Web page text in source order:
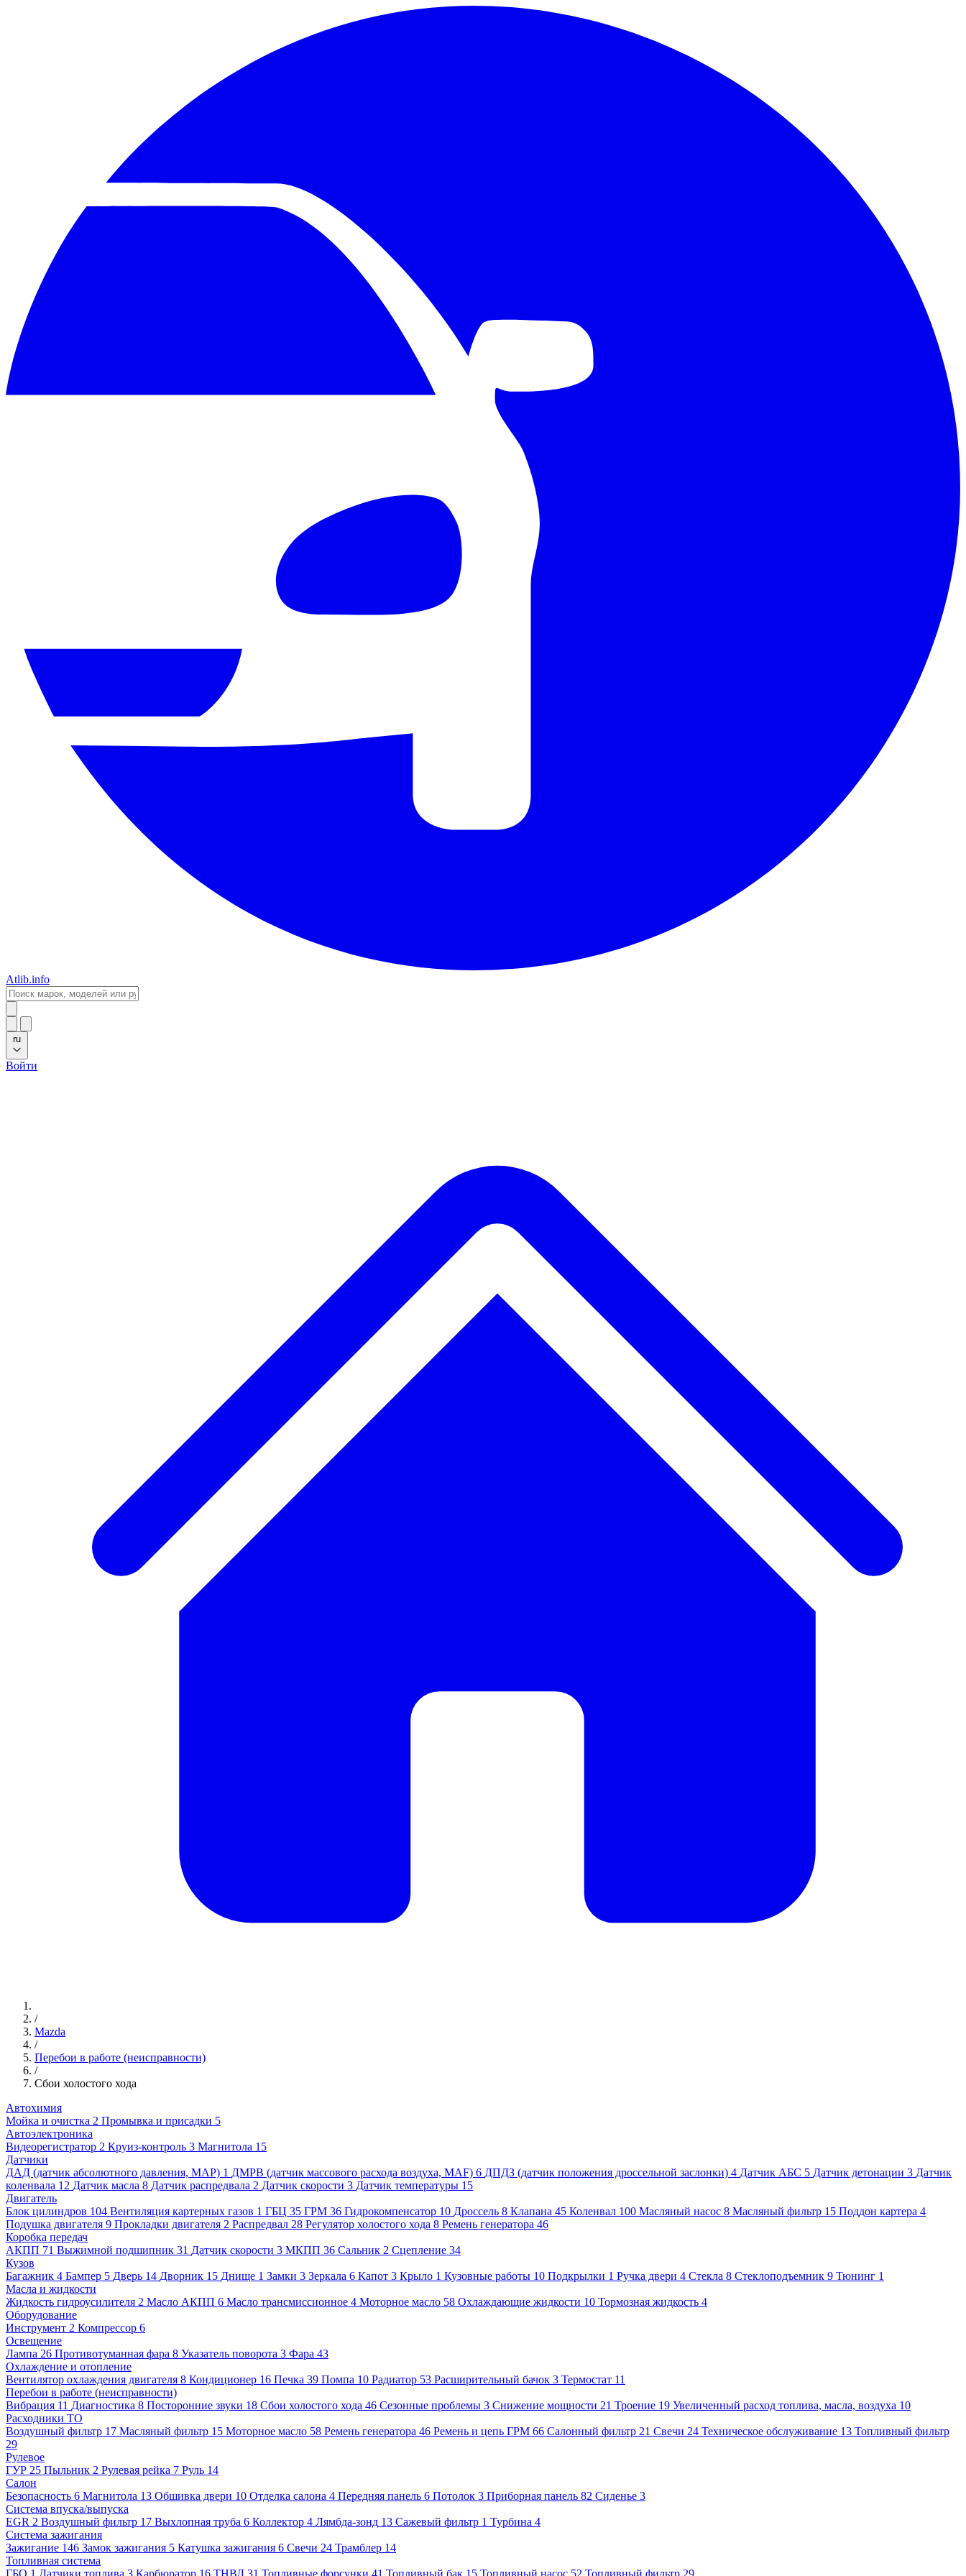
Atlib.info
ru
Войти
/
Mazda
/
Перебои в работе (неисправности)
/
Сбои холостого хода
Автохимия
Мойка и очистка 2 Промывка и присадки 5
Автоэлектроника
Видеорегистратор 2 Круиз-контроль 3 Магнитола 15
Датчики
ДАД (датчик абсолютного давления, MAP) 1 ДМРВ (датчик массового расхода воздуха, MAF) 6 ДПДЗ (датчик положения дроссельной заслонки) 4 Датчик АБС 5 Датчик детонации 3 Датчик
коленвала 12 Датчик масла 8 Датчик распредвала 2 Датчик скорости 3 Датчик температуры 15
Двигатель
Блок цилиндров 104 Вентиляция картерных газов 1 ГБЦ 35 ГРМ 36 Гидрокомпенсатор 10 Дроссель 8 Клапана 45 Коленвал 100 Масляный насос 8 Масляный фильтр 15 Поддон картера 4
Подушка двигателя 9 Прокладки двигателя 2 Распредвал 28 Регулятор холостого хода 8 Ремень генератора 46
Коробка передач
АКПП 71 Выжимной подшипник 31 Датчик скорости 3 МКПП 36 Сальник 2 Сцепление 34
Кузов
Багажник 4 Бампер 5 Дверь 14 Дворник 15 Днище 1 Замки 3 Зеркала 6 Капот 3 Крыло 1 Кузовные работы 10 Подкрылки 1 Ручка двери 4 Стекла 8 Стеклоподъемник 9 Тюнинг 1
Масла и жидкости
Жидкость гидроусилителя 2 Масло АКПП 6 Масло трансмиссионное 4 Моторное масло 58 Охлаждающие жидкости 10 Тормозная жидкость 4
Оборудование
Инструмент 2 Компрессор 6
Освещение
Лампа 26 Противотуманная фара 8 Указатель поворота 3 Фара 43
Охлаждение и отопление
Вентилятор охлаждения двигателя 8 Кондиционер 16 Печка 39 Помпа 10 Радиатор 53 Расширительный бачок 3 Термостат 11
Перебои в работе (неисправности)
Вибрация 11 Диагностика 8 Посторонние звуки 18 Сбои холостого хода 46 Сезонные проблемы 3 Снижение мощности 21 Троение 19 Увеличенный расход топлива, масла, воздуха 10
Расходники ТО
Воздушный фильтр 17 Масляный фильтр 15 Моторное масло 58 Ремень генератора 46 Ремень и цепь ГРМ 66 Салонный фильтр 21 Свечи 24 Техническое обслуживание 13 Топливный фильтр
29
Рулевое
ГУР 25 Пыльник 2 Рулевая рейка 7 Руль 14
Салон
Безопасность 6 Магнитола 13 Обшивка двери 10 Отделка салона 4 Передняя панель 6 Потолок 3 Приборная панель 82 Сиденье 3
Система впуска/выпуска
EGR 2 Воздушный фильтр 17 Выхлопная труба 6 Коллектор 4 Лямбда-зонд 13 Сажевый фильтр 1 Турбина 4
Система зажигания
Зажигание 146 Замок зажигания 5 Катушка зажигания 6 Свечи 24 Трамблер 14
Топливная система
ГБО 1 Датчики топлива 3 Карбюратор 16 ТНВД 31 Топливные форсунки 41 Топливный бак 15 Топливный насос 52 Топливный фильтр 29